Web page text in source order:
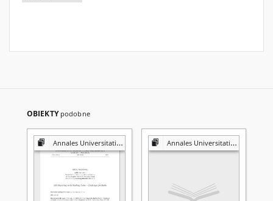
OBIEKTY podobne
Annales Universitatis Mariae Curie-Skłodowska. Sectio H, Oeconomia Annales Universitatis Mariae Curie-Skłodowska. Sectio H, Oeconomia